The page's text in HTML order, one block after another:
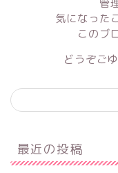
管
気になった
このブ
どうぞご
最近の投稿